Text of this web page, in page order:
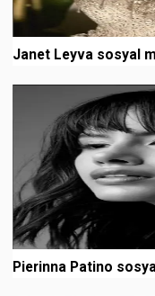
Janet Leyva sosyal
Pierinna Patino